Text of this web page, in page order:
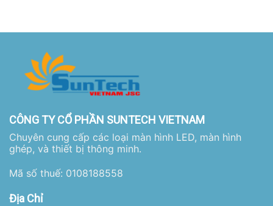
CÔNG TY CỔ PHẦN SUNTECH VIETNAM
Chuyên cung cấp các loại màn hình LED, màn hình
ghép, và thiết bị thông minh.
Mã số thuế: 0108188558
Địa Chỉ